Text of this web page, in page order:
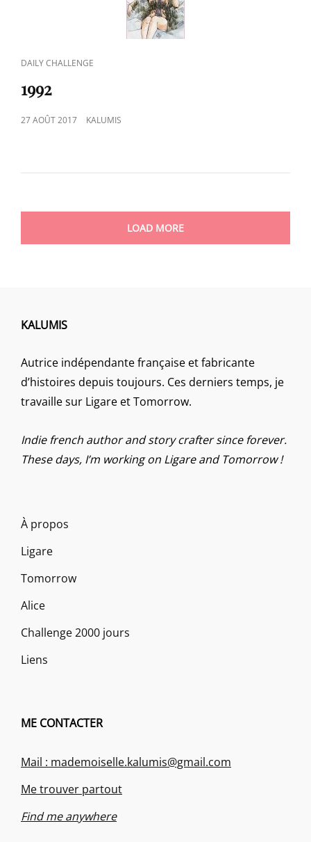
CAT
DAILY CHALLENGE
1992
POSTED
27 AOÛT 2017 KALUMIS
LOAD MORE
KALUMIS
Autrice indépendante française et fabricante
d’histoires depuis toujours. Ces derniers temps, je
travaille sur Ligare et Tomorrow.
Indie french author and story crafter since forever.
These days, I’m working on Ligare and Tomorrow !
À propos
Ligare
Tomorrow
Alice
Challenge 2000 jours
Liens
ME CONTACTER
Mail : mademoiselle.kalumis@gmail.com
Me trouver partout
Find me anywhere